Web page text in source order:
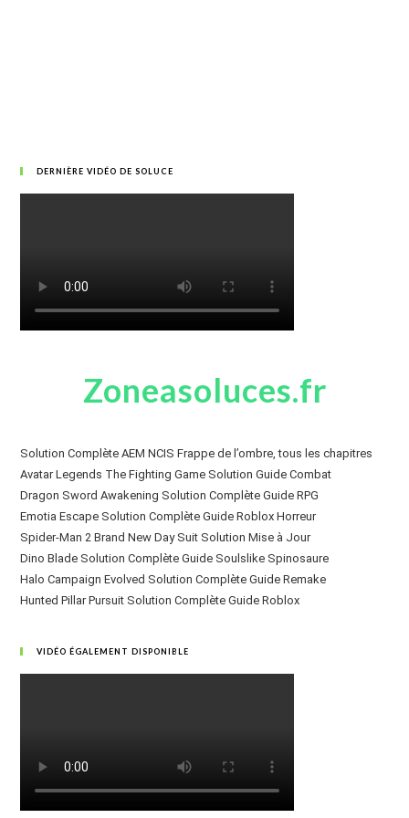
DERNIÈRE VIDÉO DE SOLUCE
Zoneasoluces.fr
Solution Complète AEM NCIS Frappe de l’ombre, tous les chapitres
Avatar Legends The Fighting Game Solution Guide Combat
Dragon Sword Awakening Solution Complète Guide RPG
Emotia Escape Solution Complète Guide Roblox Horreur
Spider-Man 2 Brand New Day Suit Solution Mise à Jour
Dino Blade Solution Complète Guide Soulslike Spinosaure
Halo Campaign Evolved Solution Complète Guide Remake
Hunted Pillar Pursuit Solution Complète Guide Roblox
VIDÉO ÉGALEMENT DISPONIBLE